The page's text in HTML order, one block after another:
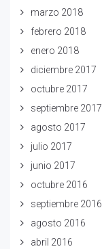
marzo 2018
febrero 2018
enero 2018
diciembre 2017
octubre 2017
septiembre 2017
agosto 2017
julio 2017
junio 2017
octubre 2016
septiembre 2016
agosto 2016
abril 2016